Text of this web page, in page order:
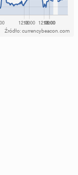
Źródło: currencybeacon.com